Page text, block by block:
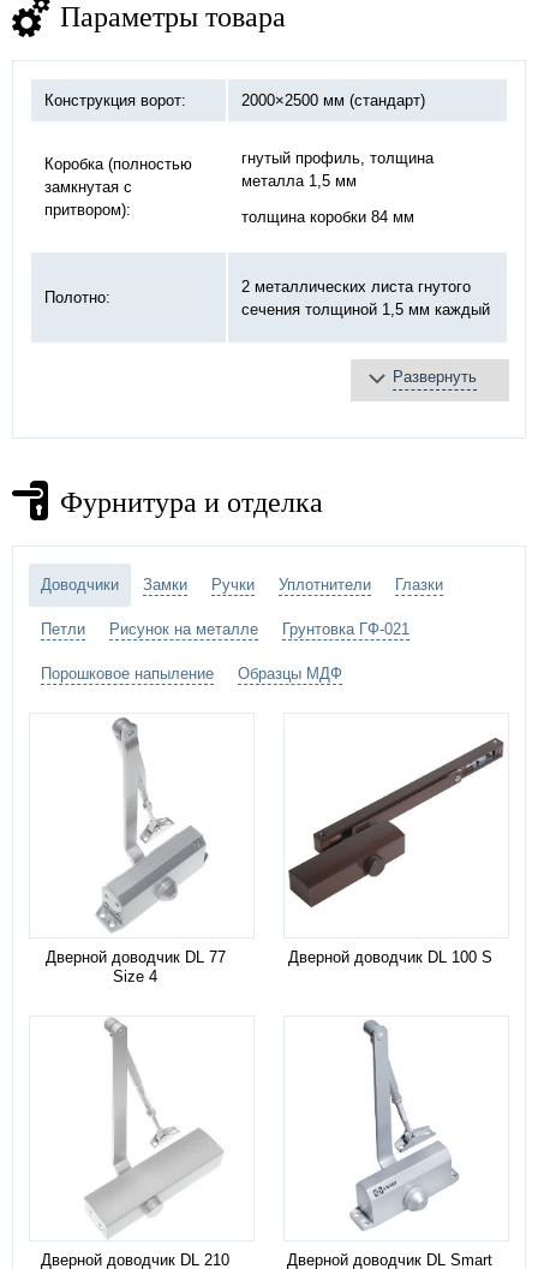
Параметры товара
Конструкция ворот: 2000×2500 мм (стандарт)
Коробка (полностью
замкнутая с
притвором):
гнутый профиль, толщина
металла 1,5 мм
толщина коробки 84 мм
Полотно:
2 металлических листа гнутого
сечения толщиной 1,5 мм каждый
Замок:
Петли:
на закрытых подшипниках
Отделка ворот:
выбрать цвет грунтовки
Развернуть
Фурнитура и отделка
Доводчики Замки Ручки Уплотнители Глазки
Петли Рисунок на металле Грунтовка ГФ-021
Порошковое напыление Образцы МДФ
Дверной доводчик DL 77
Size 4
Дверной доводчик DL 100 S
Дверной доводчик DL 210 Дверной доводчик DL Smart